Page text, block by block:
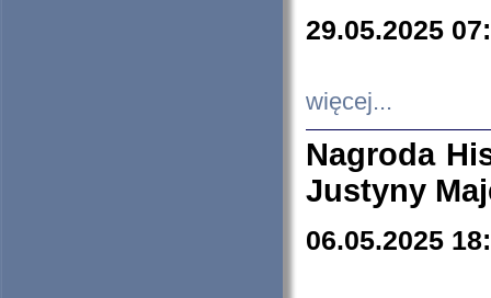
29.05.2025
więcej...
Nagroda
Justyny
06.05.2025